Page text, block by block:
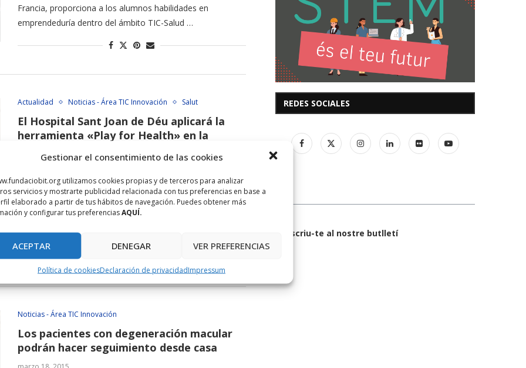
Gestionar el consentimiento de las cookies
utilizamos cookies propias y de terceros para analizar
servicios y mostrarte publicidad relacionada con tus preferencias en base a
elaborado a partir de tus hábitos de navegación. Puedes obtener más
y configurar tus preferenciasAQUÍ.
ACEPTAR DENEGAR VER PREFERENCIAS
Política de cookiesDeclaración de privacidadImpressum
Francia, proporciona a los alumnos habilidades en
emprendeduría dentro del ámbito TIC-Salud …
Actualidad Noticias - Área TIC Innovación Salut
El Hospital Sant Joan de Déu aplicará la
herramienta «Play for Health» en la
cerebral
abril 13, 2016
El director Gerente del Hospital Sant Joan de Déu, Joan
Carulla y Pere Fuster Nadal, Gerente de la Fundación Balear
…
Noticias - Área TIC Innovación
Los pacientes con degeneración macular
podrán hacer seguimiento desde casa
REDES SOCIALES
Subscriu-te al nostre butlletí